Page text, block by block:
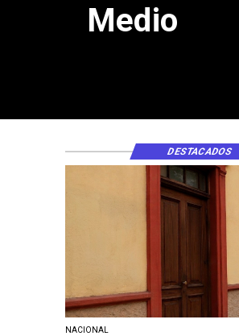
portal de
NACIONAL
DESTACADOS